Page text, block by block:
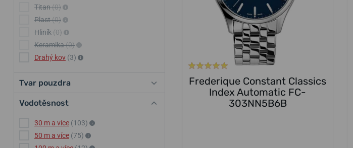
Titan(0)
Plast(0)
Hliník(0)
Keramika(0)
Drahý kov (3)
Tvar pouzdra
Vodotěsnost
30 m a více (103)
50 m a více (75)
Frederique Constant Classics
Index Automatic FC-
303NN5B6B